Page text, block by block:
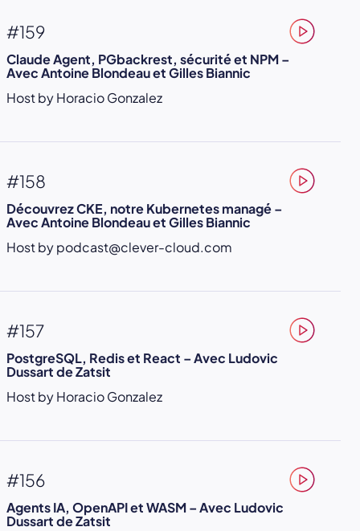
#159
Claude Agent, PGbackrest, sécurité et NPM –
Avec Antoine Blondeau et Gilles Biannic
Host by Horacio Gonzalez
#158
Découvrez CKE, notre Kubernetes managé –
Avec Antoine Blondeau et Gilles Biannic
Host by podcast@clever-cloud.com
#157
PostgreSQL, Redis et React – Avec Ludovic
Dussart de Zatsit
Host by Horacio Gonzalez
#156
Agents IA, OpenAPI et WASM – Avec Ludovic
Dussart de Zatsit